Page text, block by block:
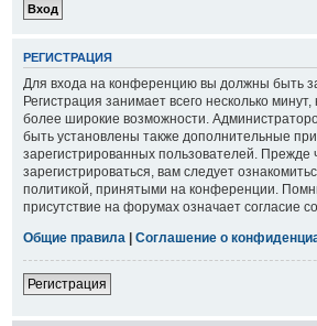
РЕГИСТРАЦИЯ
Для входа на конференцию вы должны быть
Регистрация занимает всего несколько
более широкие возможности.
быть установлены также дополнительные
зарегистрированных пользователей. Прежде
зарегистрироваться, вам следует
политикой, принятыми на конференции.
присутствие на форумах означает согласие
Общие правила | Соглашение о
Регистрация